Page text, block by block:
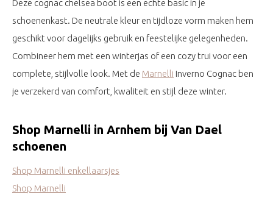
Deze cognac chelsea boot is een echte basic in je
schoenenkast. De neutrale kleur en tijdloze vorm maken hem
geschikt voor dagelijks gebruik en feestelijke gelegenheden.
Combineer hem met een winterjas of een cozy trui voor een
complete, stijlvolle look. Met de Marnelli Inverno Cognac ben
je verzekerd van comfort, kwaliteit en stijl deze winter.
Shop Marnelli in Arnhem bij Van Dael
schoenen
Shop Marnelli enkellaarsjes
Shop Marnelli